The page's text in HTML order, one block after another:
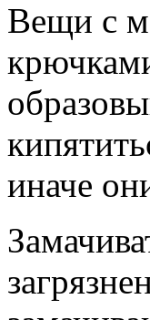
Вещи с
иначе